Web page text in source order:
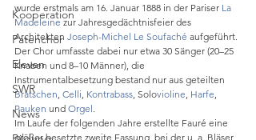
Kooperation
Patenchor
Eleven
SWR
News
wurde erstmals am 16. Januar 1888 in der Pariser La
Madeleine zur Jahresgedächtnisfeier des
Architekten Joseph-Michel Le Soufaché aufgeführt.
Der Chor umfasste dabei nur etwa 30 Sänger (20–25
Knaben und 8–10 Männer), die
Instrumentalbesetzung bestand nur aus geteilten
Bratschen, Celli, Kontrabass, Solovioline, Harfe,
Pauken und Orgel.
Im Laufe der folgenden Jahre erstellte Fauré eine
größer besetzte zweite Fassung, bei der u. a. Bläser